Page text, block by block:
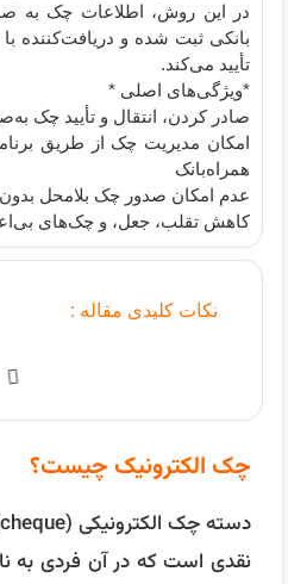
در این روش، اطلاعات چک به
بانکی ثبت شده و دریافت‌کننده
تأیید می‌کند.
*ویژگی‌های اصلی *
صادر کردن، انتقال و تأیید چک
امکان مدیریت چک از طریق
همراه‌بانک
عدم امکان صدور چک بلامحل بدون
کاهش تقلب، جعل، و چک‌های
نکات کلیدی مقاله :
چک الکترونیک چیست؟